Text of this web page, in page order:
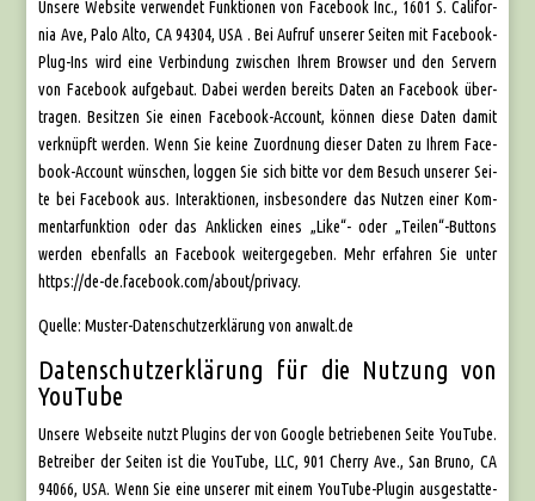
Unse­re Web­site ver­wen­det Funk­tio­nen von Face­book Inc., 1601 S. Cali­for­
nia Ave, Palo Alto, CA 94304, USA . Bei Auf­ruf unse­rer Sei­ten mit Face­book-
Plug-Ins wird eine Ver­bin­dung zwi­schen Ihrem Brow­ser und den Ser­vern
von Face­book auf­ge­baut. Dabei wer­den bereits Daten an Face­book über­
tra­gen. Besit­zen Sie einen Face­book-Account, kön­nen die­se Daten damit
ver­knüpft wer­den. Wenn Sie kei­ne Zuord­nung die­ser Daten zu Ihrem Face­
book-Account wün­schen, log­gen Sie sich bit­te vor dem Besuch unse­rer Sei­
te bei Face­book aus. Inter­ak­tio­nen, ins­be­son­de­re das Nut­zen einer Kom­
men­tar­funk­ti­on oder das Ankli­cken eines „Like“- oder „Teilen“-Buttons
wer­den eben­falls an Face­book wei­ter­ge­ge­ben. Mehr erfah­ren Sie unter
https://de-de.facebook.com/about/privacy.
Quel­le: Mus­ter-Daten­schutz­er­klä­rung von anwalt.de
Datenschutzerklärung für die Nutzung von
YouTube
Unse­re Web­sei­te nutzt Plug­ins der von Goog­le betrie­be­nen Sei­te You­Tube.
Betrei­ber der Sei­ten ist die You­Tube, LLC, 901 Cher­ry Ave., San Bru­no, CA
94066, USA. Wenn Sie eine unse­rer mit einem You­Tube-Plug­in aus­ge­stat­te­